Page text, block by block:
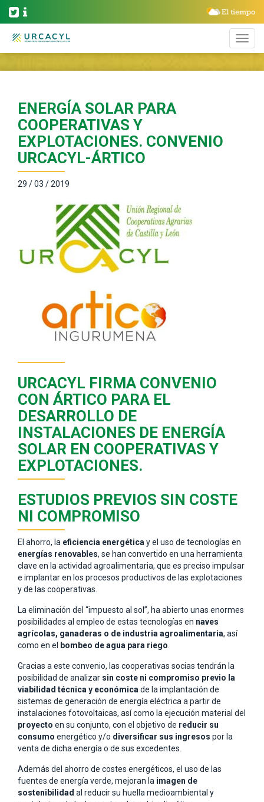
ENERGÍA SOLAR PARA
COOPERATIVAS Y
EXPLOTACIONES. CONVENIO
URCACYL-ÁRTICO
29 / 03 / 2019
URCACYL FIRMA CONVENIO
CON ÁRTICO PARA EL
DESARROLLO DE
INSTALACIONES DE ENERGÍA
SOLAR EN COOPERATIVAS Y
EXPLOTACIONES.
ESTUDIOS PREVIOS SIN COSTE
NI COMPROMISO
El ahorro, la eficiencia energética y el uso de tecnologías en
energías renovables, se han convertido en una herramienta
clave en la actividad agroalimentaria, que es preciso impulsar
e implantar en los procesos productivos de las explotaciones
y de las cooperativas.
La eliminación del “impuesto al sol”, ha abierto unas enormes
posibilidades al empleo de estas tecnologías en naves
agrícolas, ganaderas o de industria agroalimentaria, así
como en el
bombeo de agua para riego
Gracias a este convenio, las cooperativas socias tendrán la
posibilidad de analizar sin coste ni compromiso previo la
viabilidad técnica y económica de la implantación de
sistemas de generación de energía eléctrica a partir de
instalaciones fotovoltaicas, así como la ejecución material del
proyecto en su conjunto, con el objetivo de reducir su
consumo energético y/o diversificar sus ingresos por la
venta de dicha energía o de sus excedentes.
Además del ahorro de costes energéticos, el uso de las
fuentes de energía verde, mejoran la imagen de
sostenibilidad al reducir su huella medioambiental y